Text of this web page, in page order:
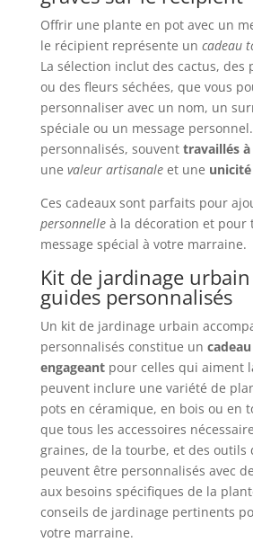
Offrir une plante en pot avec un
le récipient représente un cadeau
La sélection inclut des cactus, des
ou des fleurs séchées, que vous
personnaliser avec un nom, un
spéciale ou un message
personnalisés, souvent travaillés
une valeur artisanaleet une unicité
Ces cadeaux sont parfaits pour
personnelleà la décoration et pour
message spécial à votre marraine.
Kit de jardinage urbain
guides personnalisés
Un kit de jardinage urbain
personnalisés constitue un
engageantpour celles qui aiment
peuvent inclure une variété de
pots en céramique, en bois ou en
que tous les accessoires
graines, de la tourbe, et des outils
peuvent être personnalisés avec
aux besoins spécifiques de la
conseils de jardinage pertinents
votre marraine.